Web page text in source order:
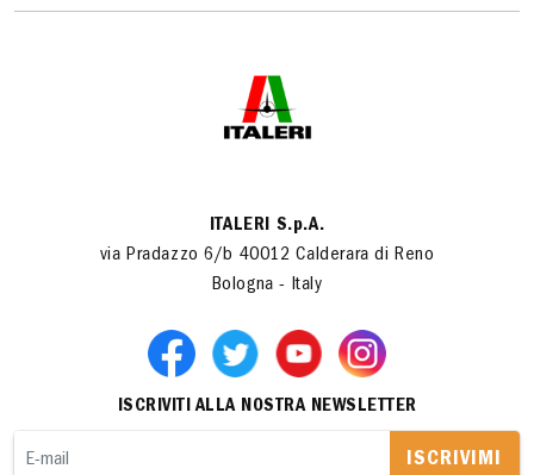
ITALERI S.p.A.
via Pradazzo 6/b 40012 Calderara di Reno
Bologna - Italy
ISCRIVITI ALLA NOSTRA NEWSLETTER
ISCRIVIMI